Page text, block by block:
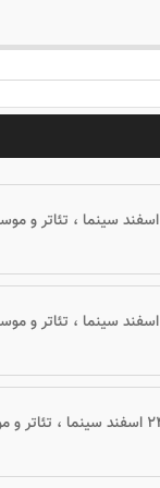
متولدین ۲۴ اسفند سینما ، تئاتر
متولدین ۲۴ اسفند سینما ، تئاتر
درگذشتگان ۲۴ اسفند سینما ،